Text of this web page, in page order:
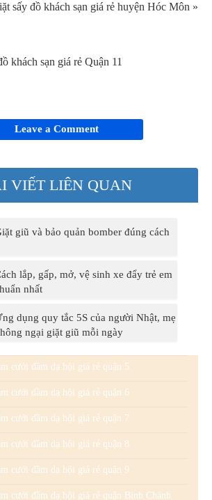
sấy đồ khách sạn giá rẻ huyện Hóc Môn »
khách sạn giá rẻ Quận 11
Leave a Comment
VIẾT LIÊN QUAN
giũ và bảo quản bomber đúng cách
lắp, gấp, mở, vệ sinh xe đẩy trẻ em
nhất
dụng quy tắc 5S của người Nhật, mẹ
ngại giặt giũ mỗi ngày
cưới đầm dạ hội giá rẻ quận 5
cưới đầm dạ hội giá rẻ quận 6
cưới đầm dạ hội giá rẻ quận 7
cưới đầm dạ hội giá rẻ quận 8
cưới đầm dạ hội giá rẻ quận 9
cưới đầm dạ hội giá rẻ quận Bình Chánh